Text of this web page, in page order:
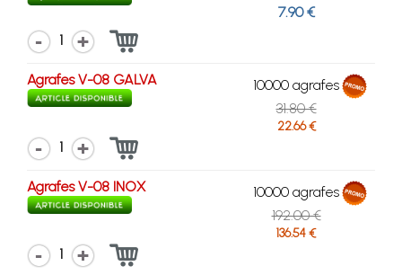
7.90 €
1
Agrafes V-08 GALVA
10000 agrafes
31.80 €
22.66 €
1
Agrafes V-08 INOX
10000 agrafes
192.00 €
136.54 €
1